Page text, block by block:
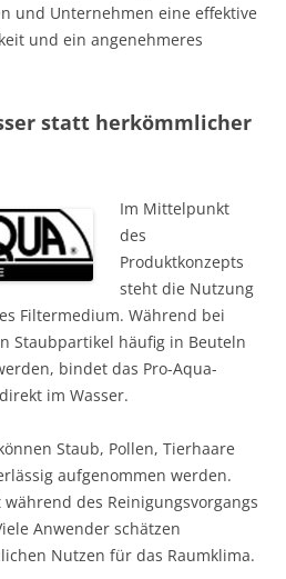
und Unternehmen eine effektive
und ein angenehmeres
statt herkömmlicher
Im Mittelpunkt
des
Produktkonzepts
steht die Nutzung
Filtermedium. Während bei
Staubpartikel häufig in Beuteln
bindet das Pro-Aqua-
im Wasser.
Staub, Pollen, Tierhaare
aufgenommen werden.
des Reinigungsvorgangs
Anwender schätzen
Nutzen für das Raumklima.